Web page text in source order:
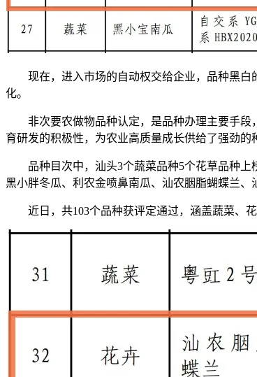
现在，进入市场的自动权交给企业，品种黑白
化。
非次要农做物品种认定，是品种办理主要手段
育研发的积极性，为农业高质量成长供给了强劲的
品种目次中，汕头3个蔬菜品种5个花草品种上
黑小胖冬瓜、利农金喷鼻南瓜、汕农胭脂蝴蝶兰、
近日，共103个品种获评定通过，涵盖蔬菜、花